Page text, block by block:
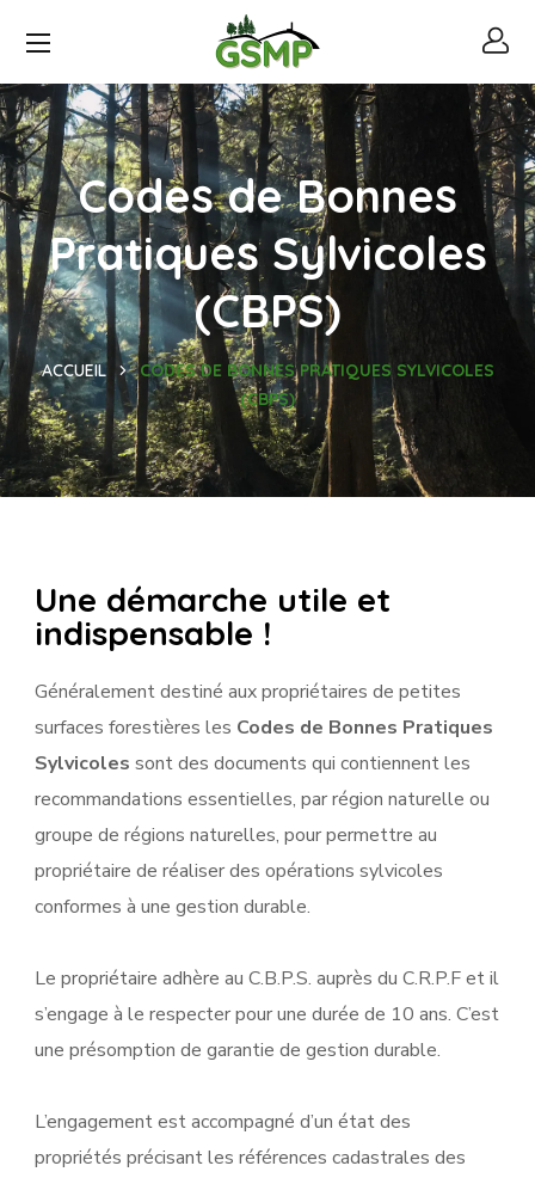
Codes de Bonnes
Pratiques Sylvicoles
(CBPS)
ACCUEIL
CODES DE BONNES PRATIQUES SYLVICOLES
(CBPS)
Une démarche utile et
indispensable !
Généralement destiné aux propriétaires de petites
surfaces forestières les Codes de Bonnes Pratiques
Sylvicoles sont des documents qui contiennent les
recommandations essentielles, par région naturelle ou
groupe de régions naturelles, pour permettre au
propriétaire de réaliser des opérations sylvicoles
conformes à une gestion durable.
Le propriétaire adhère au C.B.P.S. auprès du C.R.P.F et il
s’engage à le respecter pour une durée de 10 ans. C’est
une présomption de garantie de gestion durable.
L’engagement est accompagné d’un état des
propriétés précisant les références cadastrales des